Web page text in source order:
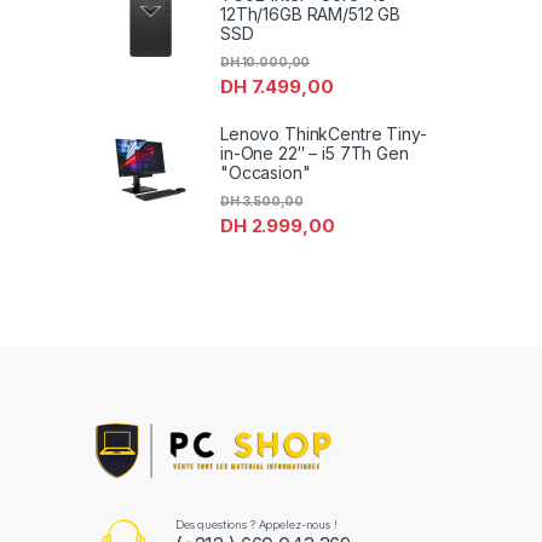
12Th/16GB RAM/512 GB
SSD
DH7.499,00
DH10.000,00
Lenovo ThinkCentre Tiny-
in-One 22″ – i5 7Th Gen
"Occasion"
DH2.999,00
DH3.500,00
Des questions ? Appelez-nous !